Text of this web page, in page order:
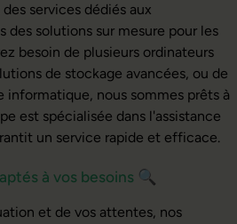
services dédiés aux
des solutions sur mesure pour les
besoin de plusieurs ordinateurs
de stockage avancées, ou de
informatique, nous sommes prêts à
est spécialisée dans l'assistance
un service rapide et efficace.
à vos besoins 🔍
et de vos attentes, nos